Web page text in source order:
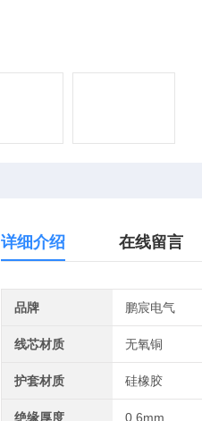
详细介绍 在线留言
品牌 鹏宸电气
线芯材质 无氧铜
护套材质 硅橡胶
绝缘厚度 0.6mm